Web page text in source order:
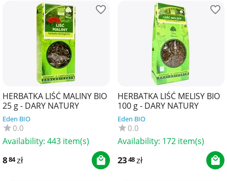
HERBATKA LIŚĆ MALINY BIO
25 g - DARY NATURY
Eden BIO
0.0
Availability: 443 item(s)
884zł
HERBATKA LIŚĆ MELISY BIO
100 g - DARY NATURY
Eden BIO
0.0
Availability: 172 item(s)
2348zł